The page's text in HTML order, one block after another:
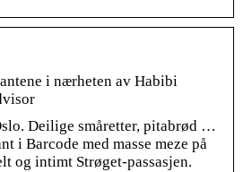
i nærheten av Habibi
Deilige småretter, pitabrød …
i Barcode med masse meze på
og intimt Strøget-passasjen.